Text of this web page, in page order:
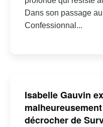
Dans son passage
Confessionnal...
Isabelle Gauvin
décrocher de